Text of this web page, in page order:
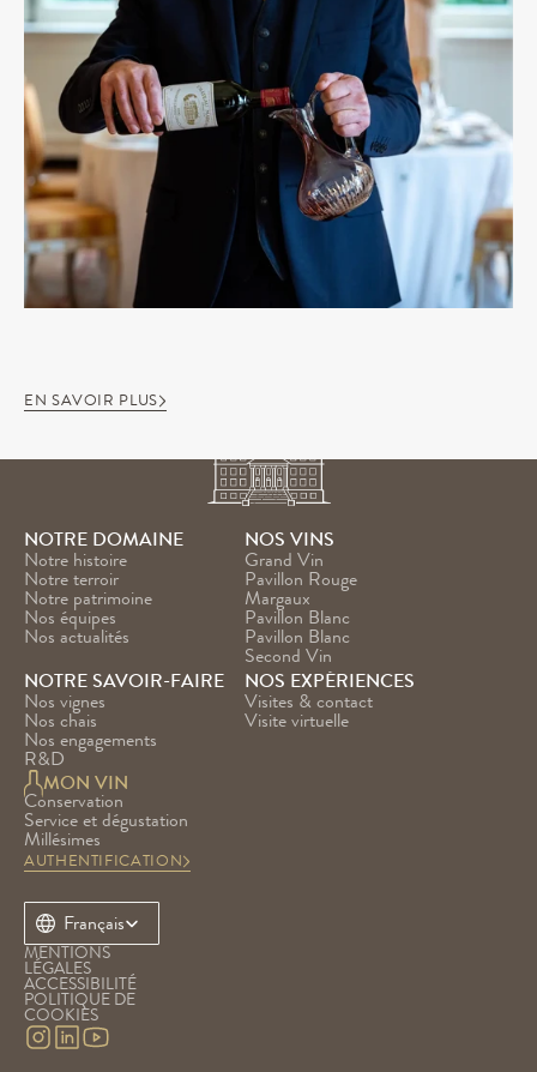
EN SAVOIR PLUS
NOTRE DOMAINE
Notre histoire
Notre terroir
Notre patrimoine
Nos équipes
Nos actualités
NOS VINS
Grand Vin
Pavillon Rouge
Margaux
Pavillon Blanc
Pavillon Blanc
Second Vin
NOTRE SAVOIR-FAIRE
Nos vignes
Nos chais
Nos engagements
R&D
NOS EXPÉRIENCES
Visites & contact
Visite virtuelle
MON VIN
Conservation
Service et dégustation
Millésimes
AUTHENTIFICATION
Select Language
Français
MENTIONS
LÉGALES
ACCESSIBILITÉ
POLITIQUE DE
COOKIES